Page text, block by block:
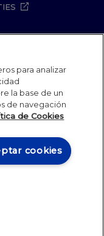
de seguridad
Canal Compliance
para analizar
la base de un
de navegación
de Cookies
cookies